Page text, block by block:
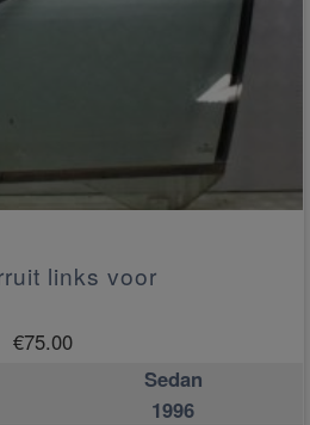
links voor
€75.00
Sedan
1996